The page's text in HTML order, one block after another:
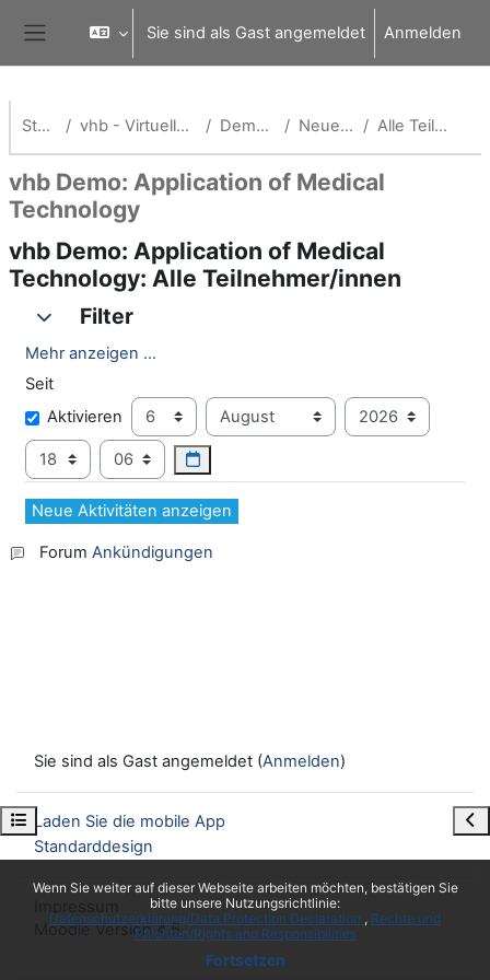
Wenn Sie weiter auf dieser Webseite arbeiten möchten, bestätigen Sie
bitte unsere Nutzungsrichtlinie:
Datenschutzerklärung/Data Protection Declaration
Rechte und
Pflichten/Rights and Responsibilities
Fortsetzen
Website-Übersicht
Sie sind als Gast angemeldet Anmelden
Kursindex öffnen
Startseite vhb - Virtuelle Hochschule Bayern Demokurse (vhb) Neueste Aktivität Alle Teilnehmer/innen
vhb Demo: Application of Medical
Technology
vhb Demo: Application of Medical
Technology: Alle Teilnehmer/innen
Filter
Filter Filter
Mehr anzeigen ...
Seit
SeitAktivieren Tag Monat Jahr
Stunde Minute
Forum Ankündigungen
Sie sind als Gast angemeldet (Anmelden)
Laden Sie die mobile App
Standarddesign
Moodle Version 4.5